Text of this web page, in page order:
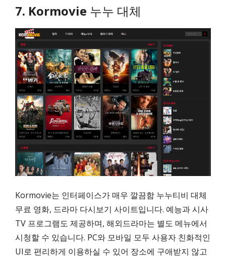
7. Kormovie 누누 대체
Kormovie는 인터페이스가 매우 깔끔함 누누티비 대체
무료 영화, 드라마 다시보기 사이트입니다. 예능과 시사
TV 프로그램도 제공하며, 해외드라마는 별도 메뉴에서
시청할 수 있습니다. PC와 모바일 모두 사용자 친화적인
UI로 편리하게 이용하실 수 있어 장소에 구애받지 않고